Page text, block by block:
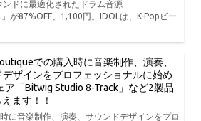
ンドに最適化されたドラム音源
が87%OFF、1,100円。IDOLは、K-Popビー
での購入時に音楽制作、演奏、
デザインをプロフェッショナルに始め
ア「Bitwig Studio 8-Track」など2製品
ます！！
に音楽制作、演奏、サウンドデザインをプロ